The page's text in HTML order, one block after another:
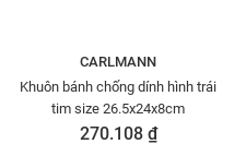
CARLMANN
Khuôn bánh chống dính hình trái
tim size 26.5x24x8cm
270.108 ₫